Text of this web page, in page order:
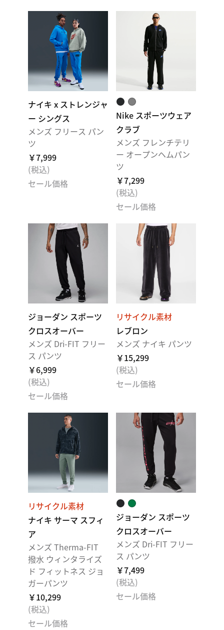
ナイキ x ストレンジャ
ー シングス
メンズ フリース パン
ツ
￥7,999
(税込)
セール価格
Nike スポーツウェア
クラブ
メンズ フレンチテリ
ー オープンヘムパン
ツ
￥7,299
(税込)
セール価格
ジョーダン スポーツ
クロスオーバー
メンズ Dri-FIT フリー
ス パンツ
￥6,999
(税込)
セール価格
リサイクル素材
レブロン
メンズ ナイキ パンツ
￥15,299
(税込)
セール価格
リサイクル素材
ナイキ サーマ スフィ
ア
メンズ Therma-FIT
撥水 ウィンタライズ
ド フィットネス ジョ
ガーパンツ
￥10,299
(税込)
セール価格
ジョーダン スポーツ
クロスオーバー
メンズ Dri-FIT フリー
ス パンツ
￥7,499
(税込)
セール価格